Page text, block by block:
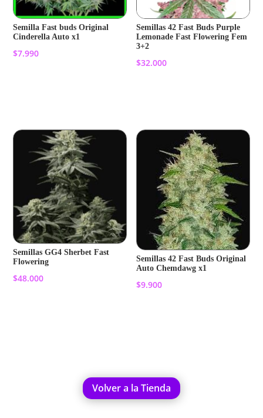
Semilla Fast buds Original
Cinderella Auto x1
$7.990
Semillas 42 Fast Buds Purple
Lemonade Fast Flowering Fem
3+2
$32.000
Semillas GG4 Sherbet Fast
Flowering
$48.000
Semillas 42 Fast Buds Original
Auto Chemdawg x1
$9.900
Volver a la Tienda